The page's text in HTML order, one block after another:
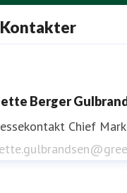
Kontakter
Berger
Chief